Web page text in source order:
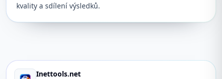
kvality a sdílení výsledků.
Inettools.net